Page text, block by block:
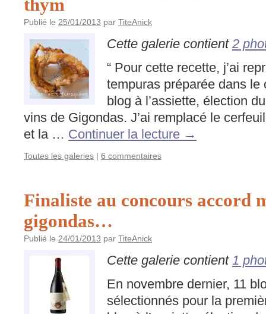
thym
Publié le 25/01/2013 par TiteAnick
Cette galerie contient 2
“ Pour cette recette, j’ai
tempuras préparée dans
blog à l’assiette, élection
vins de Gigondas. J’ai remplacé le
et la … Continuer la lecture →
Toutes les galeries | 6 commentaires
Finaliste au concours accord
gigondas…
Publié le 24/01/2013 par TiteAnick
Cette galerie contient 1
En novembre dernier, 11
sélectionnés pour la